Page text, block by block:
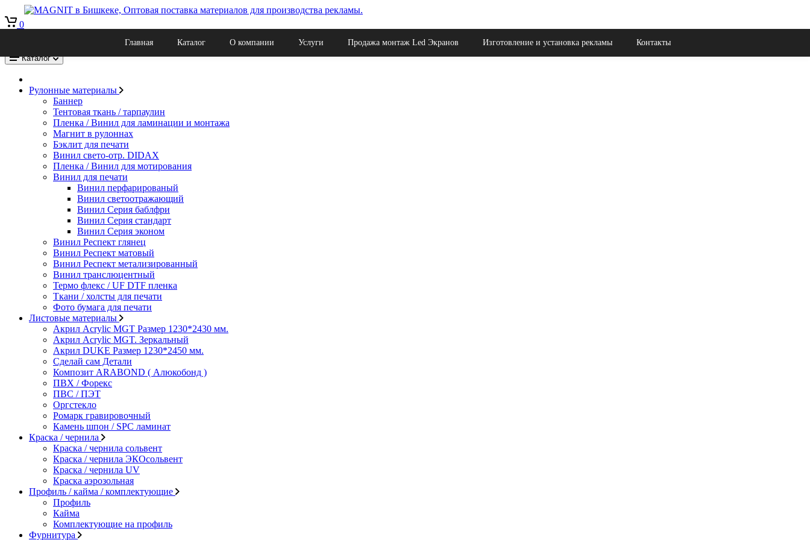
Главная Каталог О компании Услуги Продажа монтаж Led Экранов Изготовление и установка рекламы Контакты
0
Кыргызстан, г. Бишкек, Ул. Льва Толстого 22к
Каталог
Рулонные материалы
Баннер
Тентовая ткань / тарпаулин
Пленка / Винил для ламинации и монтажа
Магнит в рулоннах
Бэклит для печати
Винил свето-отр. DIDAX
Пленка / Винил для мотирования
Винил для печати
Винил перфарированый
Винил светоотражающий
Винил Серия баблфри
Винил Серия стандарт
Винил Серия эконом
Винил Респект глянец
Винил Респект матовый
Винил Респект метализированный
Винил транслюцентный
Термо флекс / UF DTF пленка
Ткани / холсты для печати
Фото бумага для печати
Листовые материалы
Акрил Acrylic MGT Размер 1230*2430 мм.
Акрил Acrylic MGT. Зеркальный
Акрил DUKE Размер 1230*2450 мм.
Сделай сам Детали
Композит ARABOND ( Алюкобонд )
ПВХ / Форекс
ПВС / ПЭТ
Оргстекло
Ромарк гравировочный
Камень шпон / SPC ламинат
Краска / чернила
Краска / чернила сольвент
Краска / чернила ЭКОсольвент
Краска / чернила UV
Краска аэрозольная
Профиль / кайма / комплектующие
Профиль
Кайма
Комплектующие на профиль
Фурнитура